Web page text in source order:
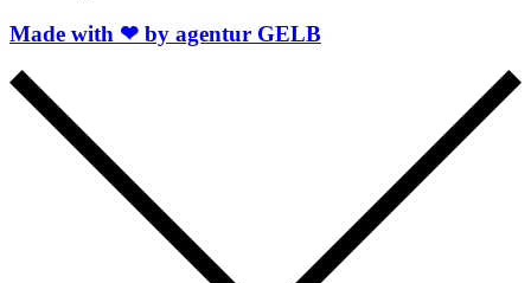
Made with ❤ by agentur GELB